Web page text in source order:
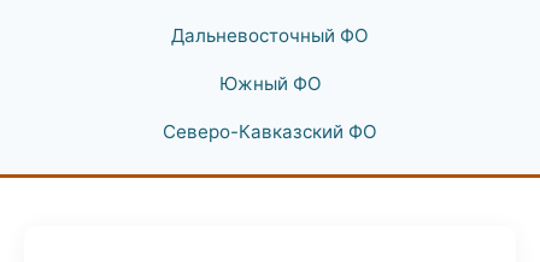
Дальневосточный ФО
Южный ФО
Северо-Кавказский ФО